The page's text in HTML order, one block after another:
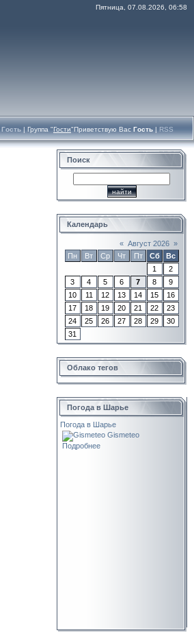
Пятница, 07.08.2026, 06:58
Гость | Группа "Гости"Приветствую Вас Гость | RSS
Поиск
Календарь
« Август 2026 »
Пн
Вт Ср Чт Пт Сб
Вс
1
2
3
4 5 6 7 8
9
10
11 12 13 14 15
16
17
18 19 20 21 22
23
24
25 26 27 28 29
30
31
Облако тегов
Погода в Шарье
Погода в Шарье
Gismeteo
Подробнее